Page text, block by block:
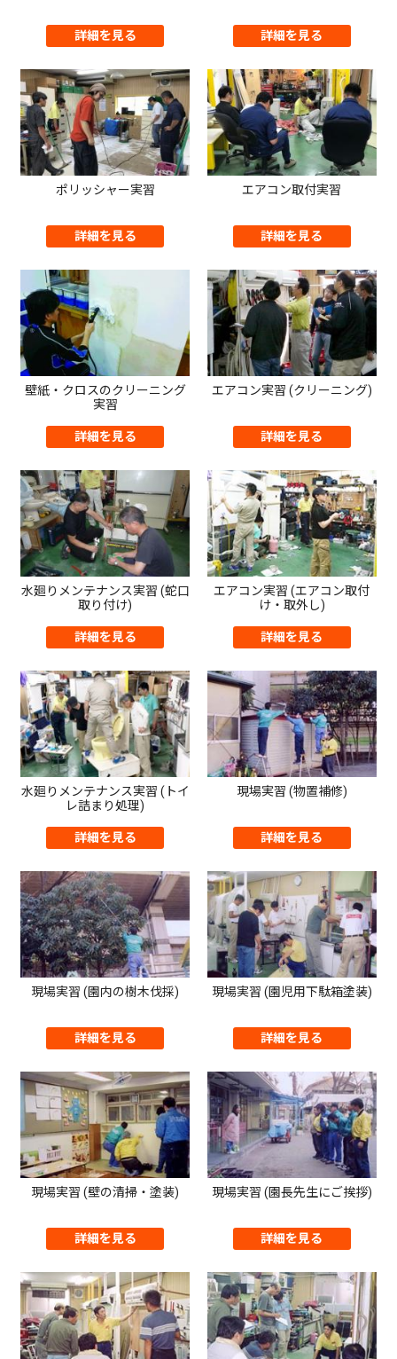
詳細を見る 詳細を見る
ポリッシャー実習
詳細を見る
エアコン取付実習
詳細を見る
壁紙・クロスのクリーニング
実習
詳細を見る
エアコン実習 (クリーニング)
詳細を見る
水廻りメンテナンス実習 (蛇口
取り付け)
詳細を見る
エアコン実習 (エアコン取付
け・取外し)
詳細を見る
水廻りメンテナンス実習 (トイ
レ詰まり処理)
詳細を見る
現場実習 (物置補修)
詳細を見る
現場実習 (園内の樹木伐採)
詳細を見る
現場実習 (園児用下駄箱塗装)
詳細を見る
現場実習 (壁の清掃・塗装)
詳細を見る
現場実習 (園長先生にご挨拶)
詳細を見る